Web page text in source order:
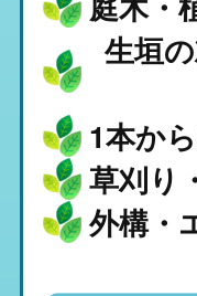
1本か
草刈り
生垣
外構・